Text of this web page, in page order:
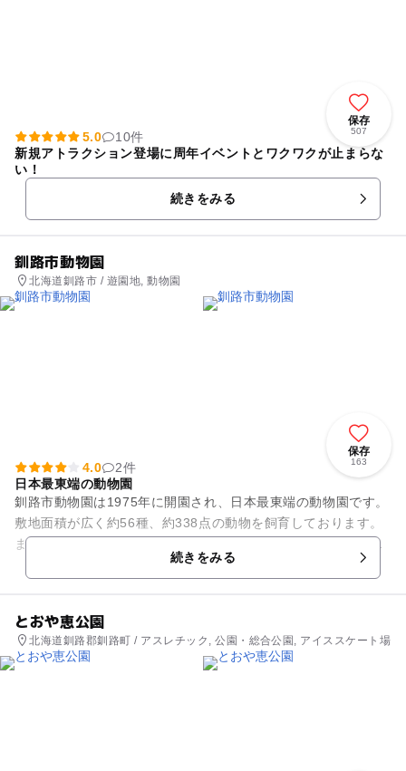
保存
507
5.0
10件
新規アトラクション登場に周年イベントとワクワクが止まらな
い！
続きをみる
釧路市動物園
北海道釧路市 / 遊園地, 動物園
保存
163
4.0
2件
日本最東端の動物園
釧路市動物園は1975年に開園され、日本最東端の動物園です。
敷地面積が広く約56種、約338点の動物を飼育しております。
また絶滅の危機に瀕している天然記念物シマフクロウを飼育し
続きをみる
とおや恵公園
北海道釧路郡釧路町 / アスレチック, 公園・総合公園, アイススケート場